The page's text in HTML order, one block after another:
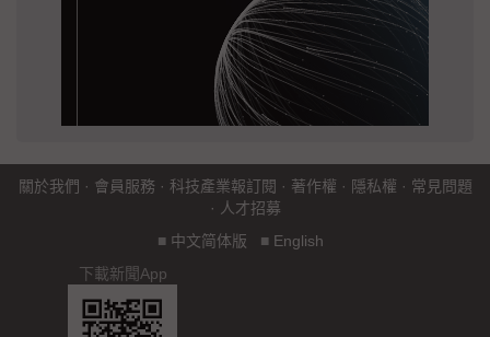
關於我們 · 會員服務 · 科技產業報訂閱 · 著作權 · 隱私權 · 常見問題
· 人才招募
■ 中文简体版 ■ English
下載新聞App